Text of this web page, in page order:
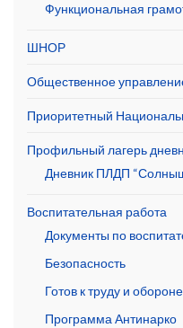
Функциональная
ШНОР
Общественное
Приоритетный
Профильный лагерь
Дневник ПЛДП
Воспитательная работа
Документы по
Безопасность
Готов к труду и
Программа Антинарко